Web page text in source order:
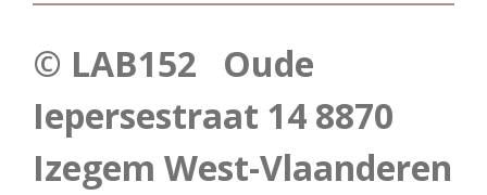
© LAB152 Oude
Iepersestraat 14 8870
Izegem West-Vlaanderen